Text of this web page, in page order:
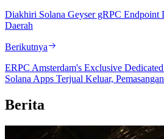
Diakhiri Solana Geyser gRPC Endpoint
Daerah
Berikutnya
ERPC Amsterdam's Exclusive
Solana Apps Terjual Keluar,
Berita